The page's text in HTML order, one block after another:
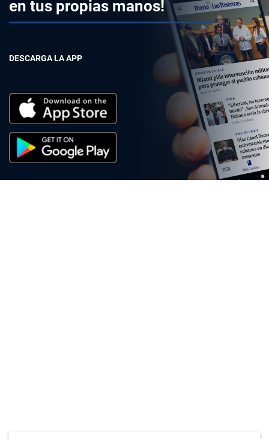
en tus propias manos!
DESCARGA LA APP